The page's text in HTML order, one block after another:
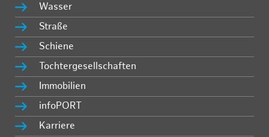
Wasser
Straße
Schiene
Tochtergesellschaften
Immobilien
infoPORT
Karriere